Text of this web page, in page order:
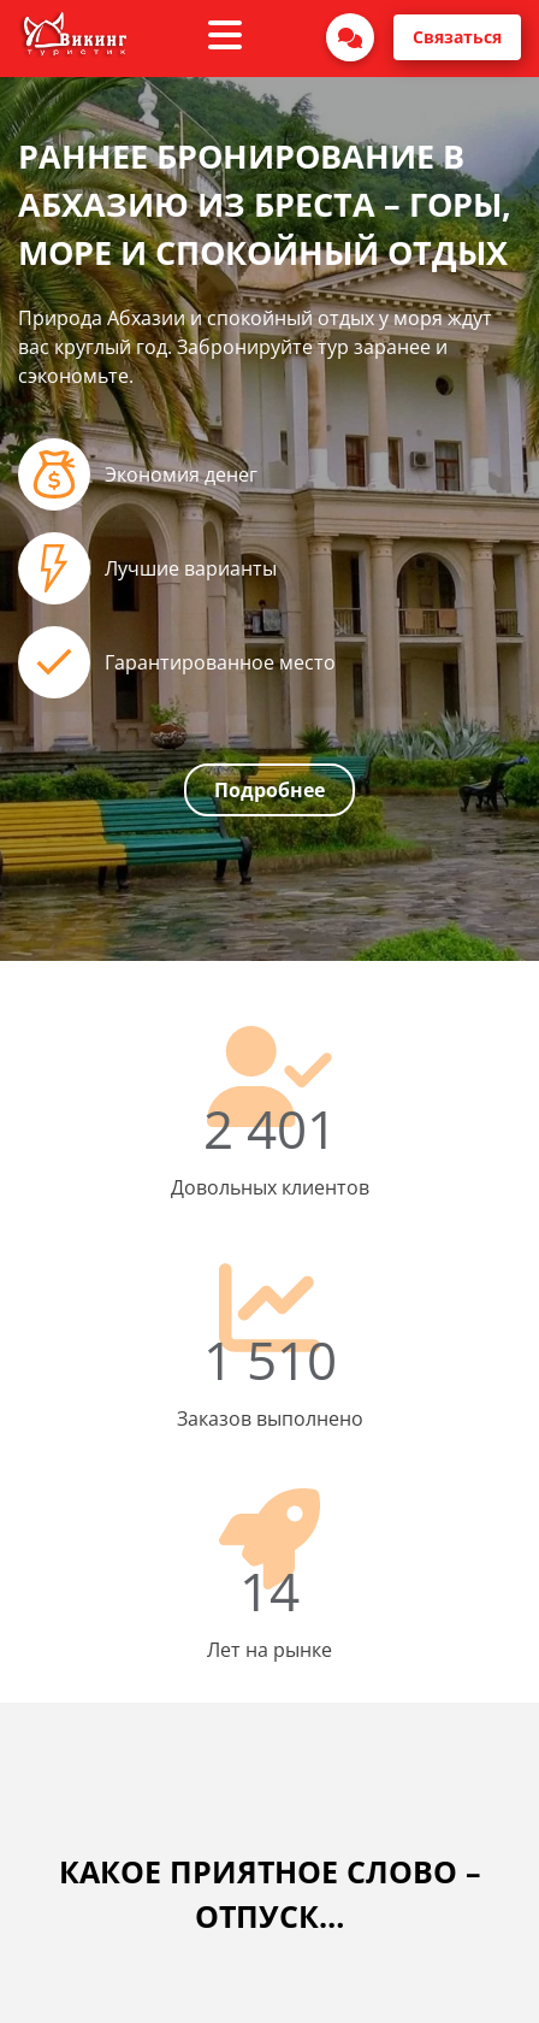
Связаться
РАННЕЕ БРОНИРОВАНИЕ В
АБХАЗИЮ ИЗ БРЕСТА – ГОРЫ,
МОРЕ И СПОКОЙНЫЙ ОТДЫХ
Природа Абхазии и спокойный отдых у моря ждут
вас круглый год. Забронируйте тур заранее и
сэкономьте.
Экономия денег
Лучшие варианты
Гарантированное место
Подробнее
2 401
Довольных клиентов
1 510
Заказов выполнено
14
Лет на рынке
КАКОЕ ПРИЯТНОЕ СЛОВО –
ОТПУСК…